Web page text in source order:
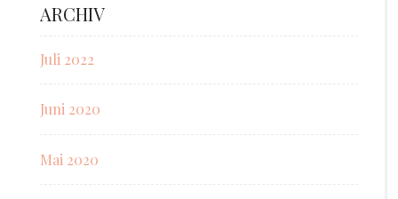
ARCHIV
Juli 2022
Juni 2020
Mai 2020